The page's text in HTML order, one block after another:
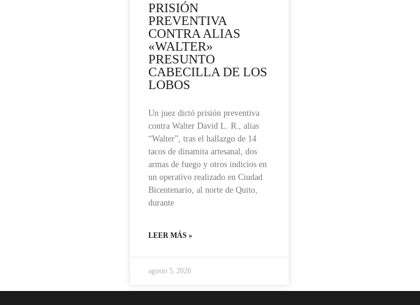
PRISIÓN
PREVENTIVA
CONTRA ALIAS
«WALTER»
PRESUNTO
CABECILLA DE LOS
LOBOS
Un juez dictó prisión preventiva
contra Walter David L. R., alias
“Walter”, tras el hallazgo de 14
tacos de dinamita artesanal, dos
armas de fuego y otros indicios en
un operativo realizado en Ciudad
Bicentenario, al norte de Quito,
durante
LEER MÁS »
agosto 5, 2026